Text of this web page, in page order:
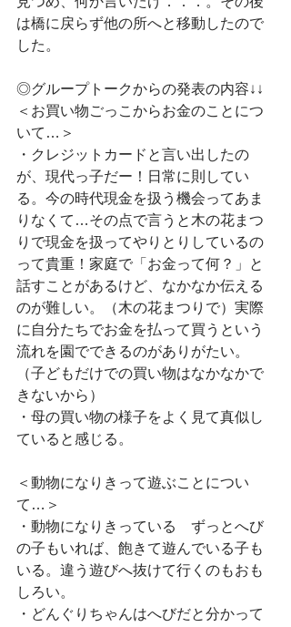
は橋に戻らず他の所へと移動したので
した。
◎グループトークからの発表の内容↓↓
＜お買い物ごっこからお金のことにつ
いて…＞
・クレジットカードと言い出したの
が、現代っ子だー！日常に則してい
る。今の時代現金を扱う機会ってあま
りなくて…その点で言うと木の花まつ
りで現金を扱ってやりとりしているの
って貴重！家庭で「お金って何？」と
話すことがあるけど、なかなか伝える
のが難しい。（木の花まつりで）実際
に自分たちでお金を払って買うという
流れを園でできるのがありがたい。
（子どもだけでの買い物はなかなかで
きないから）
・母の買い物の様子をよく見て真似し
ていると感じる。
＜動物になりきって遊ぶことについ
て…＞
・動物になりきっている　ずっとへび
の子もいれば、飽きて遊んでいる子も
いる。違う遊びへ抜けて行くのもおも
しろい。
・どんぐりちゃんはへびだと分かって